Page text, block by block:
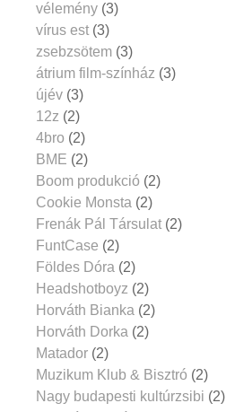
vélemény (3)
vírus est (3)
zsebzsötem (3)
átrium film-színház (3)
újév (3)
12z (2)
4bro (2)
BME (2)
Boom produkció (2)
Cookie Monsta (2)
Frenák Pál Társulat (2)
FuntCase (2)
Földes Dóra (2)
Headshotboyz (2)
Horváth Bianka (2)
Horváth Dorka (2)
Matador (2)
Muzikum Klub & Bisztró (2)
Nagy budapesti kultúrzsibi (2)